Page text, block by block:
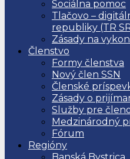
Sociálna pomoc
Tlačovo –
republiky (TR
Zásady na
Členstvo
Formy členstva
Nový člen SSN
Členské
Zásady o
Služby pre
Medzinárodný
Fórum
Regióny